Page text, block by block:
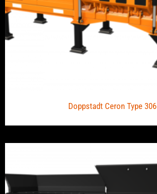
Doppstadt Ceron Type 306